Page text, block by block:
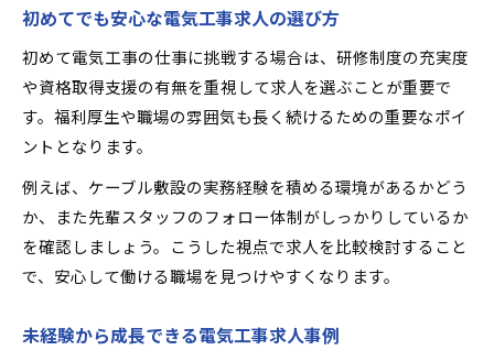
初めてでも安心な電気工事求人の選び方
初めて電気工事の仕事に挑戦する場合は、研修制度の充実度
や資格取得支援の有無を重視して求人を選ぶことが重要で
す。福利厚生や職場の雰囲気も長く続けるための重要なポイ
ントとなります。
例えば、ケーブル敷設の実務経験を積める環境があるかどう
か、また先輩スタッフのフォロー体制がしっかりしているか
を確認しましょう。こうした視点で求人を比較検討すること
で、安心して働ける職場を見つけやすくなります。
未経験から成長できる電気工事求人事例